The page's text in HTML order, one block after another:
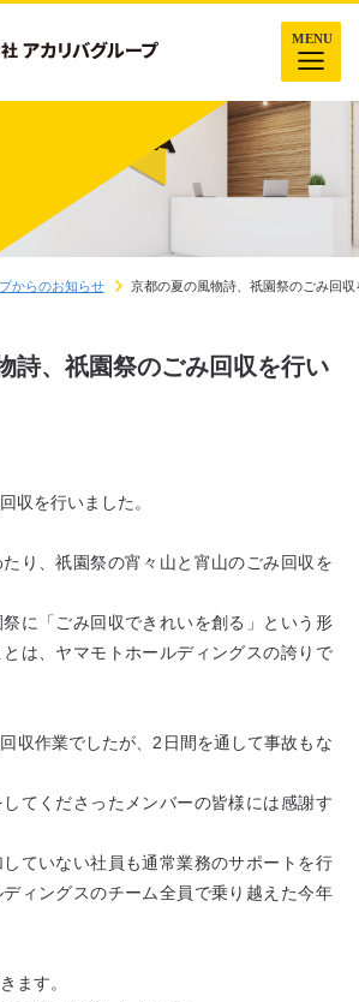
からのお知らせ
京都の夏の風物詩、祇園祭のごみ回収
詩、祇園祭のごみ回収を行い
収を行いました。
り、祇園祭の宵々山と宵山のごみ回収を
に「ごみ回収できれいを創る」という形
は、ヤマモトホールディングスの誇りで
収作業でしたが、2日間を通して事故もな
てくださったメンバーの皆様には感謝す
ていない社員も通常業務のサポートを行
ィングスのチーム全員で乗り越えた今年
ます。